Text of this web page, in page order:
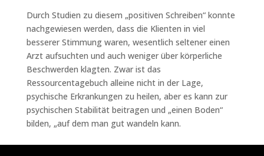
Durch Studien zu diesem „positiven Schreiben“ konnte
nachgewiesen werden, dass die Klienten in viel
besserer Stimmung waren, wesentlich seltener einen
Arzt aufsuchten und auch weniger über körperliche
Beschwerden klagten. Zwar ist das
Ressourcentagebuch alleine nicht in der Lage,
psychische Erkrankungen zu heilen, aber es kann zur
psychischen Stabilität beitragen und „einen Boden“
bilden, „auf dem man gut wandeln kann.